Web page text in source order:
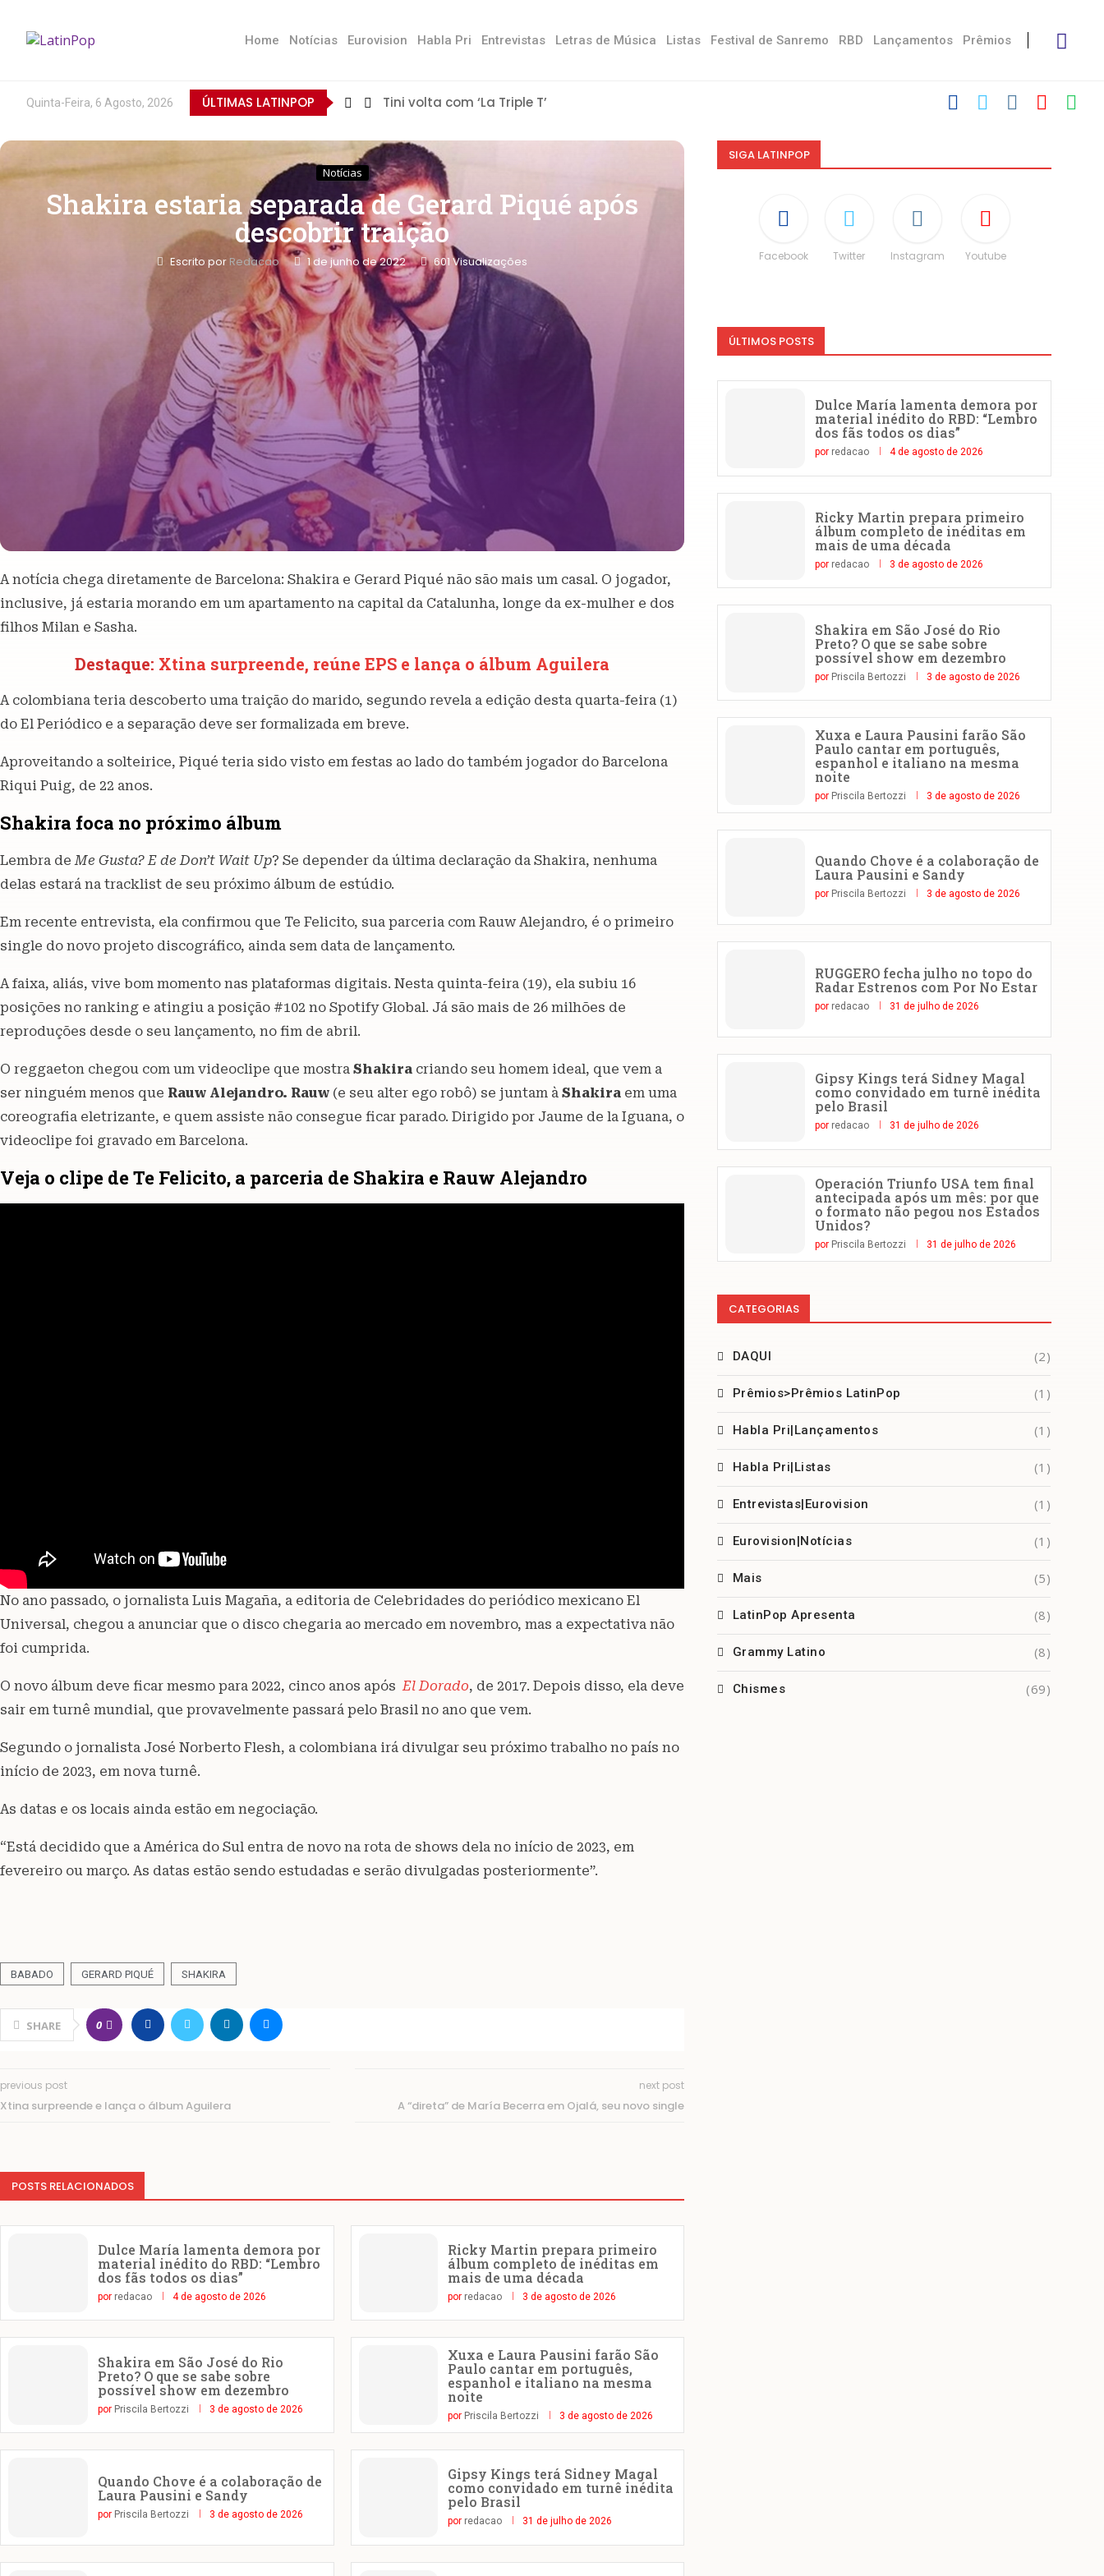
Home Notícias Eurovision Habla Pri Entrevistas Letras de Música Listas Festival de Sanremo RBD Lançamentos Prêmios
Quinta-Feira, 6 Agosto, 2026 ÚLTIMAS LATINPOP Tini volta com ‘La Triple T’
Notícias
Shakira estaria separada de Gerard Piqué após
descobrir traição
Escrito por Redacao 1 de junho de 2022 601 Visualizações
A notícia chega diretamente de Barcelona: Shakira e Gerard Piqué não são mais um casal. O jogador,
inclusive, já estaria morando em um apartamento na capital da Catalunha, longe da ex-mulher e dos
filhos Milan e Sasha.
Destaque: Xtina surpreende, reúne EPS e lança o álbum Aguilera
A colombiana teria descoberto uma traição do marido, segundo revela a edição desta quarta-feira (1)
do El Periódico e a separação deve ser formalizada em breve.
Aproveitando a solteirice, Piqué teria sido visto em festas ao lado do também jogador do Barcelona
Riqui Puig, de 22 anos.
Shakira foca no próximo álbum
Lembra deMe Gusta? E de Don’t Wait Up? Se depender da última declaração da Shakira, nenhuma
delas estará na tracklist de seu próximo álbum de estúdio.
Em recente entrevista, ela confirmou que Te Felicito, sua parceria com Rauw Alejandro, é o primeiro
single do novo projeto discográfico, ainda sem data de lançamento.
A faixa, aliás, vive bom momento nas plataformas digitais. Nesta quinta-feira (19), ela subiu 16
posições no ranking e atingiu a posição #102 no Spotify Global. Já são mais de 26 milhões de
reproduções desde o seu lançamento, no fim de abril.
O reggaeton chegou com um videoclipe que mostra Shakira criando seu homem ideal, que vem a
ser ninguém menos que Rauw Alejandro. Rauw (e seu alter ego robô) se juntam à Shakira em uma
coreografia eletrizante, e quem assiste não consegue ficar parado. Dirigido por Jaume de la Iguana, o
videoclipe foi gravado em Barcelona.
Veja o clipe de Te Felicito, a parceria de Shakira e Rauw Alejandro
No ano passado, o jornalista Luis Magaña, a editoria de Celebridades do periódico mexicano El
Universal, chegou a anunciar que o disco chegaria ao mercado em novembro, mas a expectativa não
foi cumprida.
O novo álbum deve ficar mesmo para 2022, cinco anos após El Dorado, de 2017. Depois disso, ela deve
sair em turnê mundial, que provavelmente passará pelo Brasil no ano que vem.
Segundo o jornalista José Norberto Flesh, a colombiana irá divulgar seu próximo trabalho no país no
início de 2023, em nova turnê.
As datas e os locais ainda estão em negociação.
“Está decidido que a América do Sul entra de novo na rota de shows dela no início de 2023, em
fevereiro ou março. As datas estão sendo estudadas e serão divulgadas posteriormente”.
BABADO GERARD PIQUÉ SHAKIRA
SHARE 0
previous post
Xtina surpreende e lança o álbum Aguilera
next post
A “direta” de María Becerra em Ojalá, seu novo single
POSTS RELACIONADOS
Dulce María lamenta demora por
material inédito do RBD: “Lembro
dos fãs todos os dias”
por redacao 4 de agosto de 2026
Ricky Martin prepara primeiro
álbum completo de inéditas em
mais de uma década
por redacao 3 de agosto de 2026
Shakira em São José do Rio
Preto? O que se sabe sobre
possível show em dezembro
por Priscila Bertozzi 3 de agosto de 2026
Xuxa e Laura Pausini farão São
Paulo cantar em português,
espanhol e italiano na mesma
noite
por Priscila Bertozzi 3 de agosto de 2026
Quando Chove é a colaboração de
Laura Pausini e Sandy
por Priscila Bertozzi 3 de agosto de 2026
Gipsy Kings terá Sidney Magal
como convidado em turnê inédita
pelo Brasil
por redacao 31 de julho de 2026
SIGA LATINPOP
Facebook Twitter Instagram Youtube
ÚLTIMOS POSTS
Dulce María lamenta demora por
material inédito do RBD: “Lembro
dos fãs todos os dias”
por redacao 4 de agosto de 2026
Ricky Martin prepara primeiro
álbum completo de inéditas em
mais de uma década
por redacao 3 de agosto de 2026
Shakira em São José do Rio
Preto? O que se sabe sobre
possível show em dezembro
por Priscila Bertozzi 3 de agosto de 2026
Xuxa e Laura Pausini farão São
Paulo cantar em português,
espanhol e italiano na mesma
noite
por Priscila Bertozzi 3 de agosto de 2026
Quando Chove é a colaboração de
Laura Pausini e Sandy
por Priscila Bertozzi 3 de agosto de 2026
RUGGERO fecha julho no topo do
Radar Estrenos com Por No Estar
por redacao 31 de julho de 2026
Gipsy Kings terá Sidney Magal
como convidado em turnê inédita
pelo Brasil
por redacao 31 de julho de 2026
Operación Triunfo USA tem final
antecipada após um mês: por que
o formato não pegou nos Estados
Unidos?
por Priscila Bertozzi 31 de julho de 2026
CATEGORIAS
DAQUI (2)
Prêmios>Prêmios LatinPop (1)
Habla Pri|Lançamentos (1)
Habla Pri|Listas (1)
Entrevistas|Eurovision (1)
Eurovision|Notícias (1)
Mais (5)
LatinPop Apresenta (8)
Grammy Latino (8)
Chismes (69)